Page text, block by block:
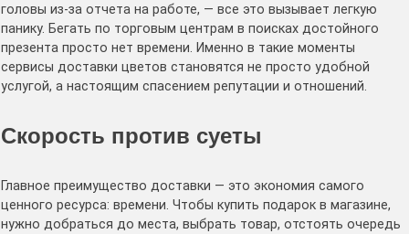
головы из-за отчета на работе, — все это вызывает легкую
панику. Бегать по торговым центрам в поисках достойного
презента просто нет времени. Именно в такие моменты
сервисы доставки цветов становятся не просто удобной
услугой, а настоящим спасением репутации и отношений.
Скорость против суеты
Главное преимущество доставки — это экономия самого
ценного ресурса: времени. Чтобы купить подарок в магазине,
нужно добраться до места, выбрать товар, отстоять очередь